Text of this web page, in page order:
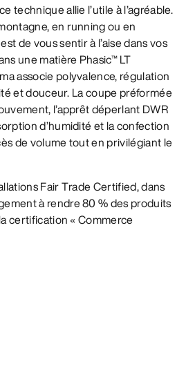
technique allie l’utile à l’agréable.
en running ou en
de vous sentir à l’aise dans vos
une matière Phasic™ LT
associe polyvalence, régulation
et douceur. La coupe préformée
l’apprêt déperlant DWR
d’humidité et la confection
de volume tout en privilégiant le
Fair Trade Certified, dans
à rendre 80 % des produits
certification « Commerce